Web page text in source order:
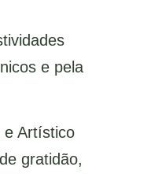
e pela
e Artístico
gratidão,